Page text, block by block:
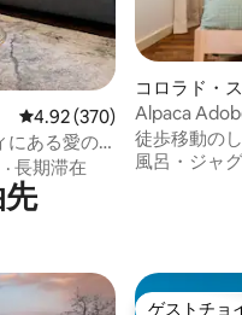
価
レビュー370件、5つ星中
4.92 (370)
にある愛の
· 長期滞在
コロラド・
軒家
Alpaca
ハンモック
徒歩移動の
風呂・ジャ
ゲストチョ